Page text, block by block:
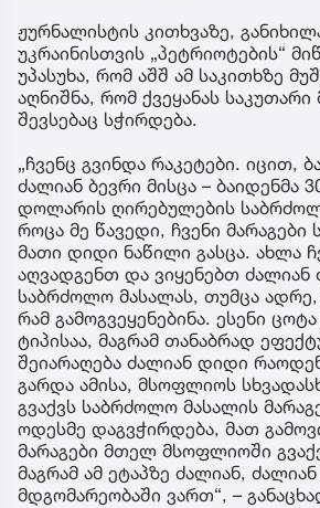
ჟურნალისტის კითხვაზე,
უკრაინისთვის „პეტრიოტების“
უპასუხა, რომ აშშ ამ საკითხზე
აღნიშნა, რომ ქვეყანას საკუთარი
შევსებაც სჭირდება.
„ჩვენც გვინდა რაკეტები. იცით,
ძალიან ბევრი მისცა – ბაიდენმა
დოლარის ღირებულების
როცა მე წავედი, ჩვენი მარაგები
მათი დიდი ნაწილი გასცა. ახლა
აღვადგენთ და ვიყენებთ ძალიან
საბრძოლო მასალას, თუმცა ადრე,
რამ გამოგვეყენებინა. ესენი
ტიპისაა, მაგრამ თანაბრად
შეიარაღება ძალიან დიდი
გარდა ამისა, მსოფლიოს
გვაქვს საბრძოლო მასალის
ოდესმე დაგვჭირდება, მათ
მარაგები მთელ მსოფლიოში
მაგრამ ამ ეტაპზე ძალიან,
მდგომარეობაში ვართ“, –